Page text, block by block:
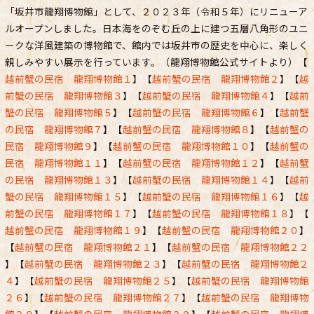
「坂井市龍翔博物館」として、２０２３年（令和５年）にリニューア
ルオープンしました。日本海をのぞむ丘の上に建つ五層八角形のユニ
ークな洋風建築の博物館で、館内では坂井市の歴史を中心に、楽しく
親しみやすい展示を行っています。（龍翔博物館公式サイトより）【
越前蟹の民宿 龍翔博物館１ 】【越前蟹の民宿 龍翔博物館２ 】【越
前蟹の民宿 龍翔博物館３】【越前蟹の民宿 龍翔博物館４】【越前
蟹の民宿 龍翔博物館５】【越前蟹の民宿 龍翔博物館６ 】【越前蟹
の民宿 龍翔博物館７ 】【越前蟹の民宿 龍翔博物館８】【越前蟹の
民宿 龍翔博物館９】【越前蟹の民宿 龍翔博物館１０】【越前蟹の
民宿 龍翔博物館１１ 】【越前蟹の民宿 龍翔博物館１２】【越前蟹
の民宿 龍翔博物館１３】【越前蟹の民宿 龍翔博物館１４】【越前
蟹の民宿 龍翔博物館１５】【越前蟹の民宿 龍翔博物館１６ 】【越
前蟹の民宿 龍翔博物館１７ 】【越前蟹の民宿 龍翔博物館１８】【
越前蟹の民宿 龍翔博物館１９】【越前蟹の民宿 龍翔博物館２０】
【越前蟹の民宿 龍翔博物館２１ 】【越前蟹の民宿 龍翔博物館２２
】【越前蟹の民宿 龍翔博物館２３】【越前蟹の民宿 龍翔博物館２
４】【越前蟹の民宿 龍翔博物館２５】【越前蟹の民宿 龍翔博物館
２６】【越前蟹の民宿 龍翔博物館２７ 】【越前蟹の民宿 龍翔博物